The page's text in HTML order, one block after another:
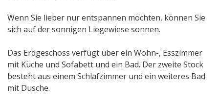
Wenn Sie lieber nur entspannen möchten, können Sie
sich auf der sonnigen Liegewiese sonnen.
Das Erdgeschoss verfügt über ein Wohn-, Esszimmer
mit Küche und Sofabett und ein Bad. Der zweite Stock
besteht aus einem Schlafzimmer und ein weiteres Bad
mit Dusche.